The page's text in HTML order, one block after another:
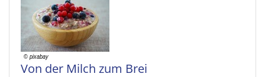
Von der Milch zum Brei